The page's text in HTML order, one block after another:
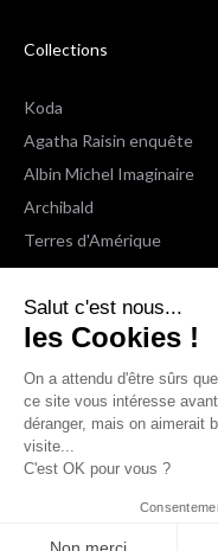
Salut c'est nous...
les Cookies !
On a attendu d'être sûrs
ce site vous intéresse
déranger, mais on aimerait
visite...
C'est OK pour vous ?
Collections
Koda
Agatha Raisin enquête
Albin Michel Imaginaire
Archibald
Terres d'Amérique
Espaces Libres Poche
NOX
Wiz
Voir toutes les collections
Nous suivre